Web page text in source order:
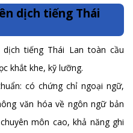
dịch tiếng Thái
tiếng Thái Lan toàn cầu
khắt khe, kỹ lưỡng.
có chứng chỉ ngoại ngữ,
văn hóa về ngôn ngữ bản
môn cao, khả năng ghi